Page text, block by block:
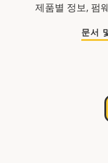
제품별 정보, 펌
문서